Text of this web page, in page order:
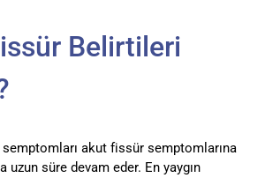
Belirtileri
akut fissür semptomlarına
uzun süre devam eder. En yaygın